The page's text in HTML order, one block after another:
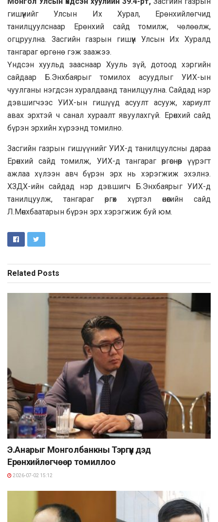
гишүүнийг Улсын Их Хурал, Ерөнхийлөгчид
танилцуулснаар Ерөнхий сайд томилж, чөлөөлж,
огцруулна. Засгийн газрын гишүүн Улсын Их Хуралд
тангараг өргөнө гэж заажээ.
Үндсэн хуульд зааснаар Хууль зүй, дотоод хэргийн
сайдаар Б.Энхбаярыг томилох асуудлыг УИХ-ын
чуулганы нэгдсэн хуралдаанд танилцуулна. Сайдад нэр
дэвшигчээс УИХ-ын гишүүд асуулт асууж, хариулт
авах эрхтэй ч санал хураалт явуулахгүй. Ерөнхий сайд
бүрэн эрхийн хүрээнд томилно.
Засгийн газрын гишүүнийг УИХ-д танилцуулсны дараа
Ерөнхий сайд томилж, УИХ-д тангараг өргөснөөр үүрэгт
ажлаа хүлээн авч бүрэн эрх нь хэрэгжиж эхэлнэ.
ХЗДХ-ийн сайдад нэр дэвшигч Б.Энхбаярыг УИХ-д
танилцуулж, тангараг өргөх хүртэл өнөөгийн сайд
Л.Мөнхбаатарын бүрэн эрх хэрэгжиж буй юм.
Related Posts
Э.Анарыг Монголбанкны Тэргүүн дэд
Ерөнхийлөгчөөр томиллоо
2026-07-02 15:12